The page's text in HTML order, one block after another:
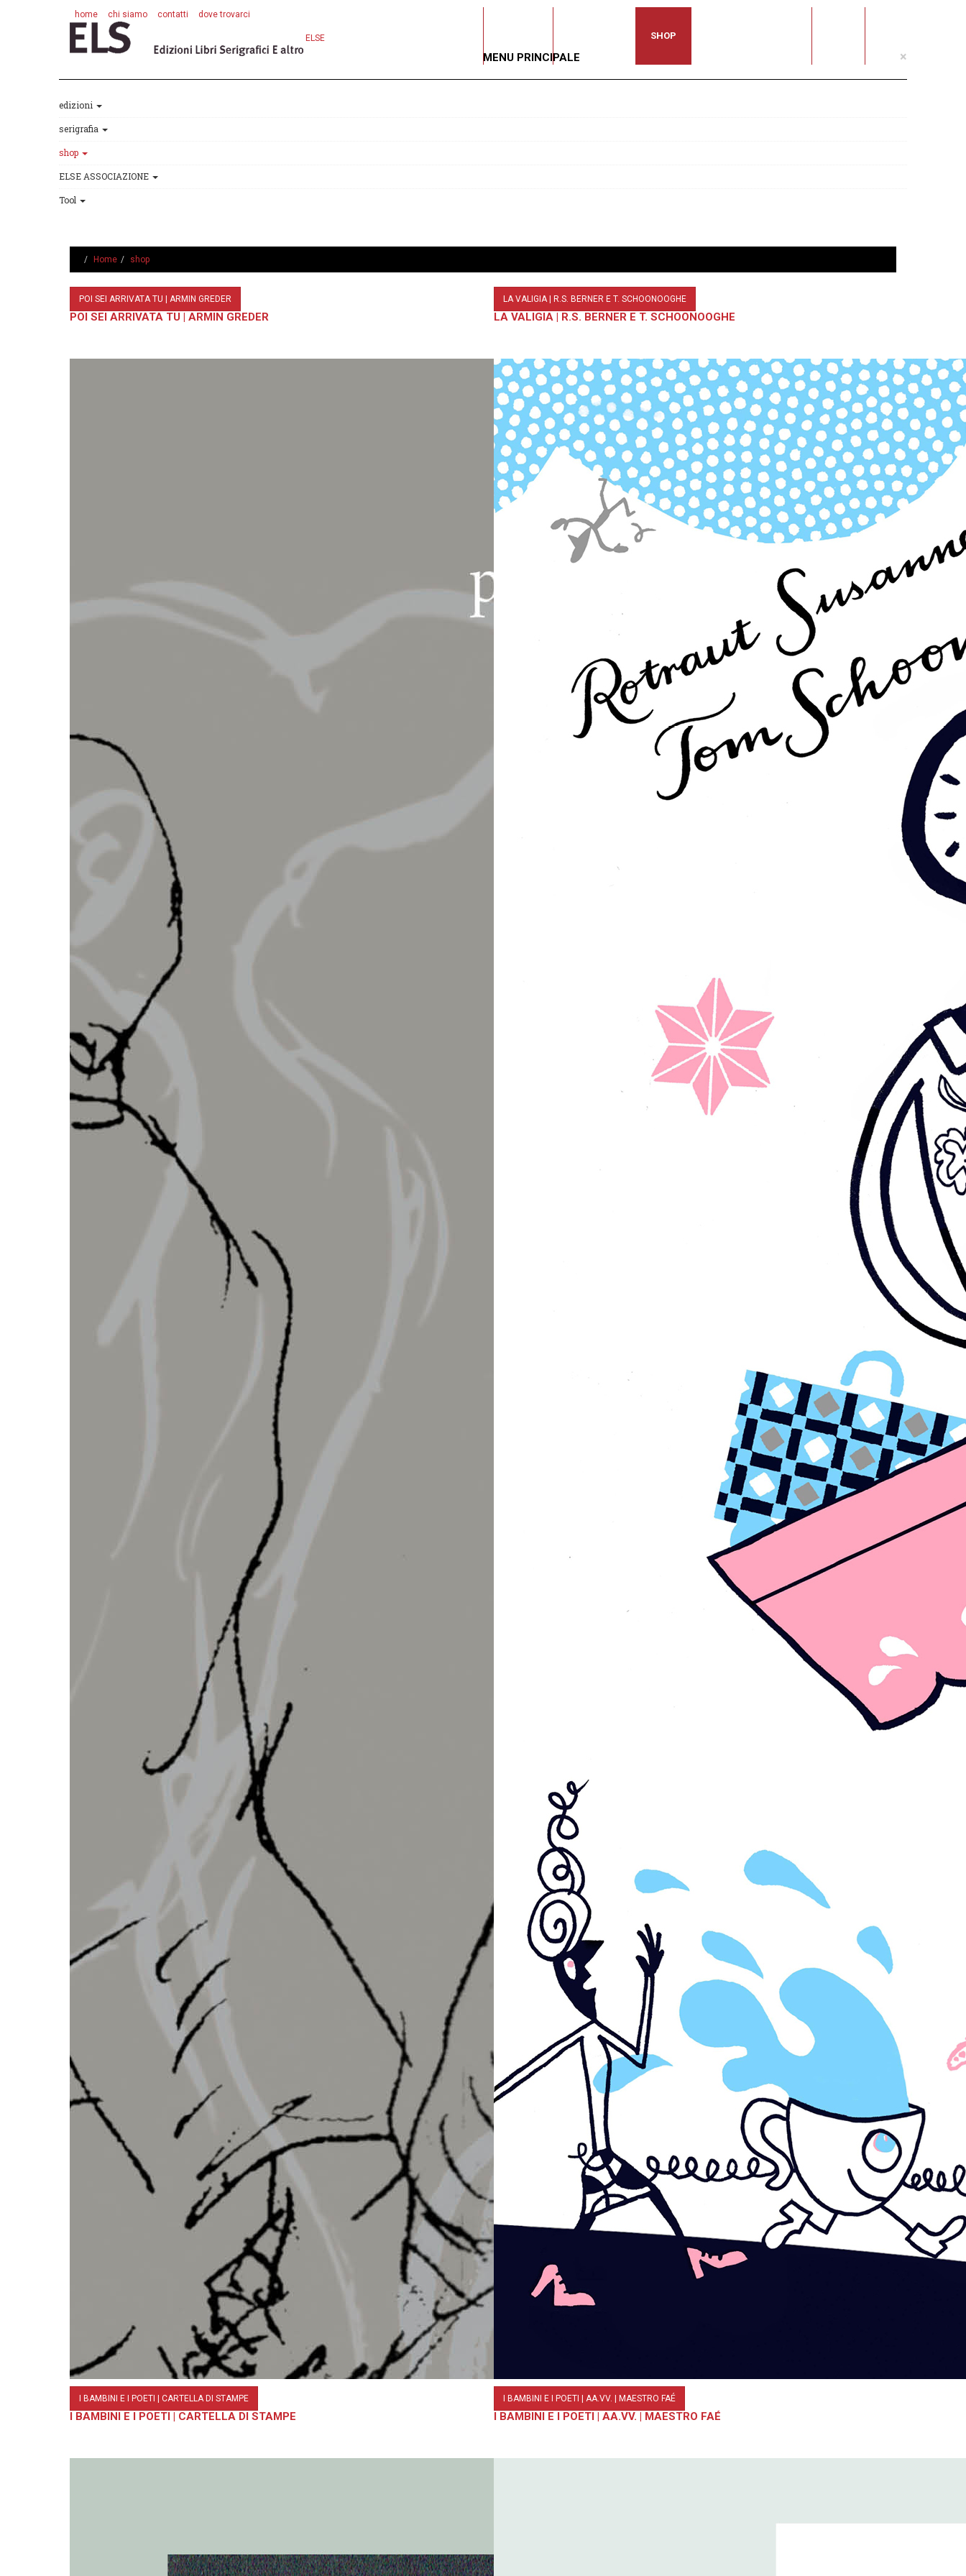
home chi siamo contatti dove trovarci
ELSE SHOP
×
MENU PRINCIPALE
edizioni
serigrafia
shop
ELSE ASSOCIAZIONE
Tool
Home shop
POI SEI ARRIVATA TU | ARMIN GREDER
POI SEI ARRIVATA TU | ARMIN GREDER
LA VALIGIA | R.S. BERNER E T. SCHOONOOGHE
LA VALIGIA | R.S. BERNER E T. SCHOONOOGHE
I BAMBINI E I POETI | CARTELLA DI STAMPE
I BAMBINI E I POETI | CARTELLA DI STAMPE
I BAMBINI E I POETI | AA.VV. | MAESTRO FAÉ
I BAMBINI E I POETI | AA.VV. | MAESTRO FAÉ